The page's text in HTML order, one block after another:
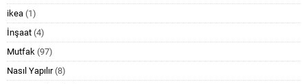
ikea (1)
İnşaat (4)
Mutfak (97)
Nasıl Yapılır(8)